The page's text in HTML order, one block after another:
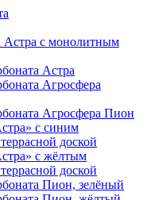
Астра с монолитным
Астра
Агросфера
Агросфера Пион
с синим
доской
с жёлтым
доской
Пион, зелёный